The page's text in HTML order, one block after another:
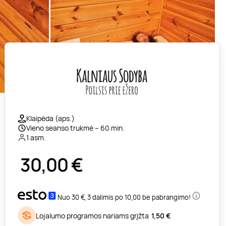
Klaipėda (aps.)
Vieno seanso trukmė – 60 min.
1 asm.
30,00€
Nuo 30 €, 3 dalimis po 10,00 be pabrangimo!
Lojalumo programos nariams grįžta 1,50 €